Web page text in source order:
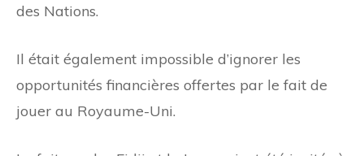
des Nations.
Il était également impossible d’ignorer les
opportunités financières offertes par le fait de
jouer au Royaume-Uni.